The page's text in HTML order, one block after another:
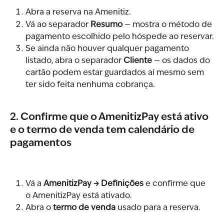
Abra a reserva na Amenitiz.
Vá ao separador Resumo — mostra o método de
pagamento escolhido pelo hóspede ao reservar.
Se ainda não houver qualquer pagamento
listado, abra o separador Cliente — os dados do
cartão podem estar guardados aí mesmo sem
ter sido feita nenhuma cobrança.
2. Confirme que o AmenitizPay está ativo
e o termo de venda tem calendário de
pagamentos
Vá a AmenitizPay → Definições e confirme que
o AmenitizPay está ativado.
Abra o termo de venda usado para a reserva.